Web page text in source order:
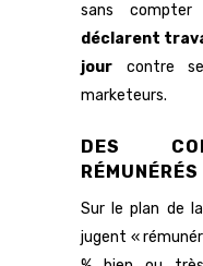
sans
déclarent
jour contre
marketeurs.
DES
RÉMUNÉRÉS
Sur le plan de
jugent «